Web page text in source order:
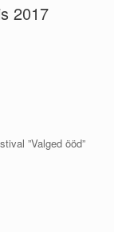
2017
”Valged ööd”